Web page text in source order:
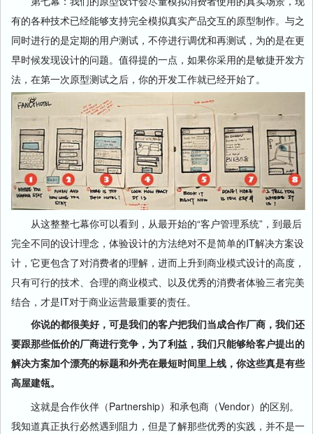
有的各种技术已经能够支持完全模拟真实产品交互的原型制作。与之
同时进行的是定期的用户测试，不停进行调优和再测试，为的是在更
早时候发现设计的问题。值得提的一点，如果你采用的是敏捷开发方
法，在第一次原型测试之后，你的开发工作就已经开始了。
从这整整七幕你可以看到，从最开始的“客户管理系统”，到最后
完全不同的设计理念，体验设计的方法绝对不是简单的IT解决方案设
计，它更包含了对消费者的理解，进而上升到商业模式设计的高度，
只有可行的技术、合理的商业模式、以及优秀的消费者体验三者完美
结合，才是IT对于商业运营最重要的责任。
你说的都很美好，可是我们的客户把我们当成合作厂商，我们还
要跟那些低价的厂商进行竞争，为了利益，我们只能够给客户提出的
解决方案加个漂亮的标题和外壳在最短时间里上线，你这些真是有些
高屋建瓴。
这就是合作伙伴（Partnership）和承包商（Vendor）的区别。
我知道真正执行必然遇到阻力，但是了解那些优秀的实践，并不是一